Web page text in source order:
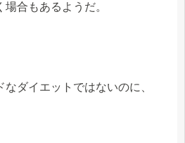
合もあるようだ。
ダイエットではないのに、